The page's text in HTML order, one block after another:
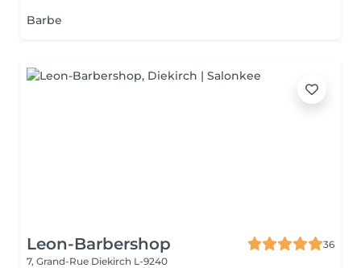
Barbe
Leon-Barbershop
36
7, Grand-Rue Diekirch L-9240